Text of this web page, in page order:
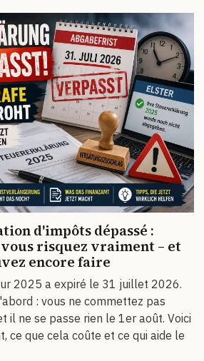
d'impôts dépassé :
risquez vraiment – et
encore faire
2025 a expiré le 31 juillet 2026.
: vous ne commettez pas
il ne se passe rien le 1er août. Voici
ce que cela coûte et ce qui aide le